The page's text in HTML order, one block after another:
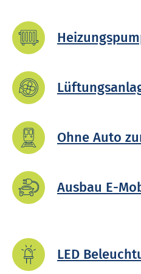
Ohne Auto
Ausbau E-
LED